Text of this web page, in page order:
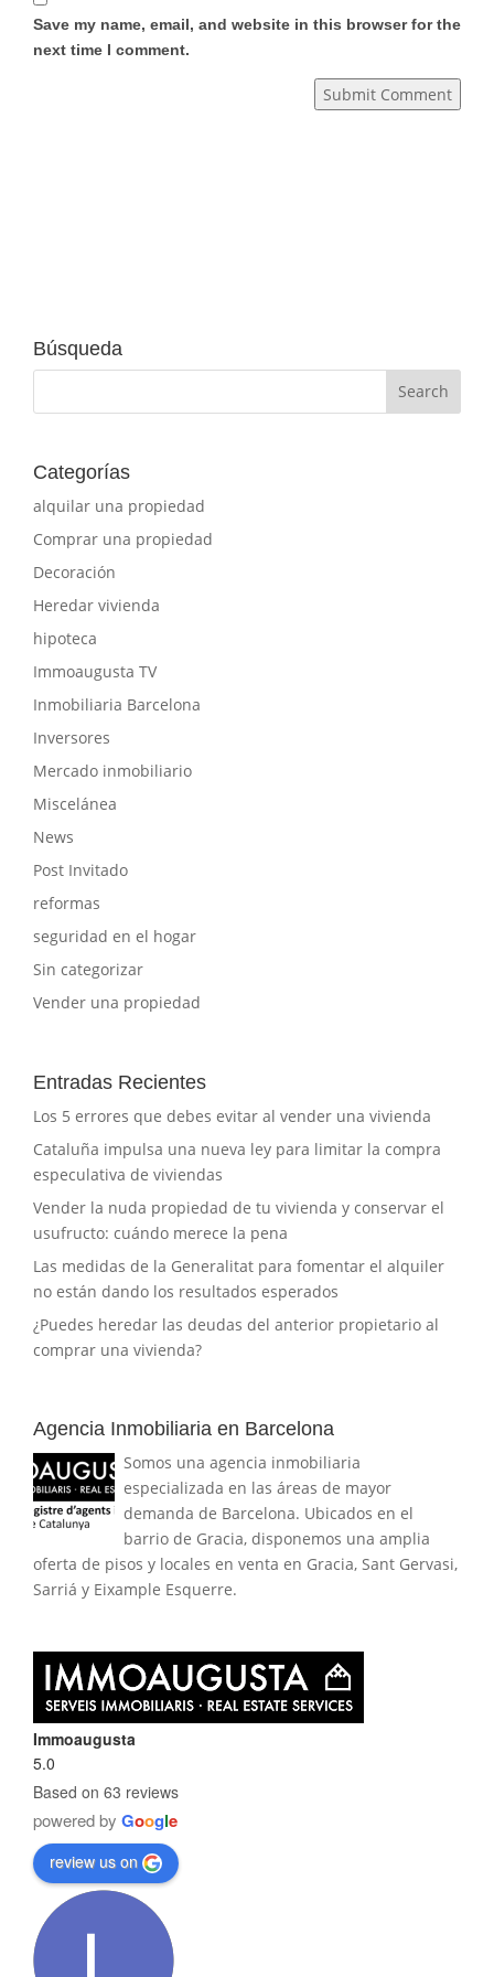
Save my name, email, and website in this browser for the
next time I comment.
Submit Comment
Búsqueda
Categorías
alquilar una propiedad
Comprar una propiedad
Decoración
Heredar vivienda
hipoteca
Immoaugusta TV
Inmobiliaria Barcelona
Inversores
Mercado inmobiliario
Miscelánea
News
Post Invitado
reformas
seguridad en el hogar
Sin categorizar
Vender una propiedad
Entradas Recientes
Los 5 errores que debes evitar al vender una vivienda
Cataluña impulsa una nueva ley para limitar la compra
especulativa de viviendas
Vender la nuda propiedad de tu vivienda y conservar el
usufructo: cuándo merece la pena
Las medidas de la Generalitat para fomentar el alquiler
no están dando los resultados esperados
¿Puedes heredar las deudas del anterior propietario al
comprar una vivienda?
Agencia Inmobiliaria en Barcelona
Somos una agencia inmobiliaria
especializada en las áreas de mayor
demanda de Barcelona. Ubicados en el
barrio de Gracia, disponemos una amplia
oferta de pisos y locales en venta en Gracia, Sant Gervasi,
Sarriá y Eixample Esquerre.
Immoaugusta
5.0
Based on 63 reviews
powered by Google
review us on